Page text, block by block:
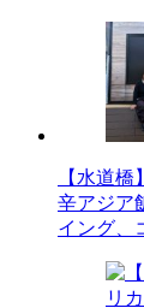
【水道
辛アジア
イング、